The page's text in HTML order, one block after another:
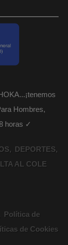
Hombres,
horas ✓
DEPORTES
AL COLE
Política de
de Cookies